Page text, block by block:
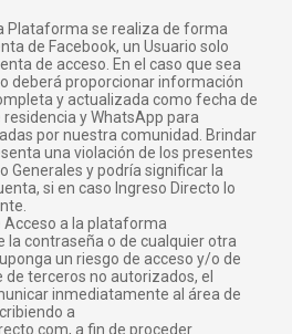
Plataforma se realiza de forma
de Facebook, un Usuario solo
de acceso. En el caso que sea
deberá proporcionar información
y actualizada como fecha de
y WhatsApp para
por nuestra comunidad. Brindar
una violación de los presentes
Generales y podría significar la
si en caso Ingreso Directo lo
Acceso a la plataforma
la contraseña o de cualquier otra
un riesgo de acceso y/o de
terceros no autorizados, el
inmediatamente al área de
a
a fin de proceder